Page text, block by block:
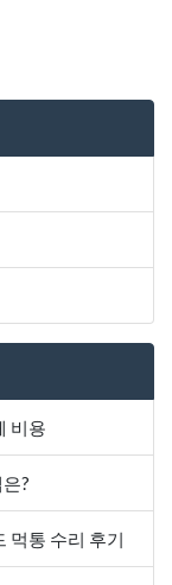
비용
?
먹통 수리 후기